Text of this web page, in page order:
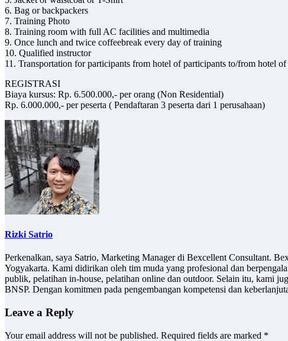
6. Bag or backpackers
7. Training Photo
8. Training room with full AC facilities and multimedia
9. Once lunch and twice coffeebreak every day of training
10. Qualified instructor
11. Transportation for participants from hotel of participants to/from hotel
REGISTRASI
Biaya kursus: Rp. 6.500.000,- per orang (Non Residential)
Rp. 6.000.000,- per peserta ( Pendaftaran 3 peserta dari 1 perusahaan)
Rizki Satrio
Perkenalkan, saya Satrio, Marketing Manager di Bexcellent Consultant.
Yogyakarta. Kami didirikan oleh tim muda yang profesional dan
publik, pelatihan in-house, pelatihan online dan outdoor. Selain itu, kami
BNSP. Dengan komitmen pada pengembangan kompetensi dan
Leave a Reply
Your email address will not be published. Required fields are marked *